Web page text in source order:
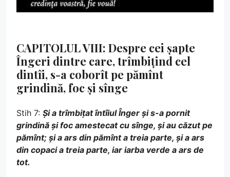
CAPITOLUL VIII: Despre cei șapte
Îngeri dintre care, trîmbițind cel
dintîi, s-a coborît pe pămînt
grindină, foc și sînge
Stih 7: Și a trîmbițat întîiul Înger și s-a pornit
grindină și foc amestecat cu sînge, și au căzut pe
pămînt; și a ars din pămînt a treia parte, și a ars
din copaci a treia parte, iar iarba verde a ars de
tot.